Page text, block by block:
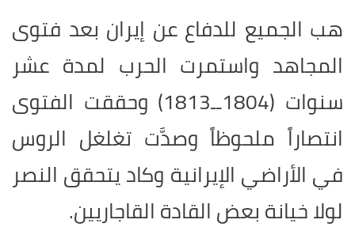
هب الجميع للدفاع عن إيران بعد فتوى
المجاهد واستمرت الحرب لمدة عشر
سنوات (1804ــ1813) وحققت الفتوى
انتصاراً ملحوظاً وصدَّت تغلغل الروس
في الأراضي الإيرانية وكاد يتحقق النصر
لولا خيانة بعض القادة القاجاريين.